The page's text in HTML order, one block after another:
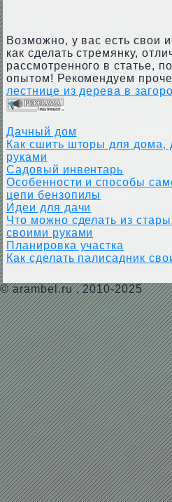
Возможно, у вас есть свои
как сделать стремянку,
рассмотренного в статье,
опытом! Рекомендуем
лестнице из дерева в
Дачный дом
Как сшить шторы для дома,
руками
Садовый инвентарь
Особенности и способы
цепи бензопилы
Идеи для дачи
Что можно сделать из
своими руками
Планировка участка
Как сделать палисадник
© arambel.ru, 2010-2025